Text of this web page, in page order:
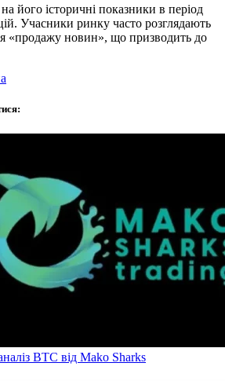
його історичні показники в період
Учасники ринку часто розглядають
«продажу новин», що призводить до
BTC від Mako Sharks